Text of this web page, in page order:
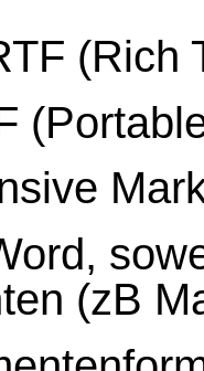
(Rich
(zB